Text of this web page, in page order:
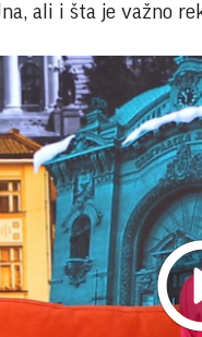
ali i šta je važno